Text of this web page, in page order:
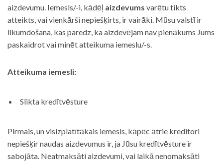
aizdevumu. Iemesls/-i, kādēļ aizdevums varētu tikts
atteikts, vai vienkārši nepiešķirts, ir vairāki. Mūsu valstī ir
likumdošana, kas paredz, ka aizdevējam nav pienākums Jums
paskaidrot vai minēt atteikuma iemeslu/-s.
Atteikuma iemesli:
Slikta kredītvēsture
Pirmais, un visizplatītākais iemesls, kāpēc ātrie kreditori
nepiešķir naudas aizdevumus ir, ja Jūsu kredītvēsture ir
sabojāta. Neatmaksāti aizdevumi, vai laikā nenomaksāti